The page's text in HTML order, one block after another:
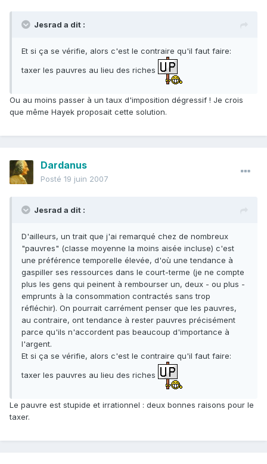
Jesrad a dit :
Et si ça se vérifie, alors c'est le contraire qu'il faut faire:
taxer les pauvres au lieu des riches
Ou au moins passer à un taux d'imposition dégressif ! Je crois
que même Hayek proposait cette solution.
Dardanus
Posté 19 juin 2007
Jesrad a dit :
D'ailleurs, un trait que j'ai remarqué chez de nombreux
"pauvres" (classe moyenne la moins aisée incluse) c'est
une préférence temporelle élevée, d'où une tendance à
gaspiller ses ressources dans le court-terme (je ne compte
plus les gens qui peinent à rembourser un, deux - ou plus -
emprunts à la consommation contractés sans trop
réfléchir). On pourrait carrément penser que les pauvres,
au contraire, ont tendance à rester pauvres précisément
parce qu'ils n'accordent pas beaucoup d'importance à
l'argent.
Et si ça se vérifie, alors c'est le contraire qu'il faut faire:
taxer les pauvres au lieu des riches
Le pauvre est stupide et irrationnel : deux bonnes raisons pour le
taxer.